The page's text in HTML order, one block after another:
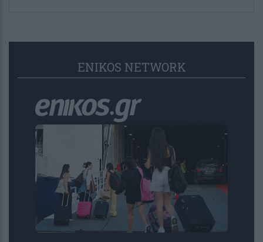
ENIKOS NETWORK